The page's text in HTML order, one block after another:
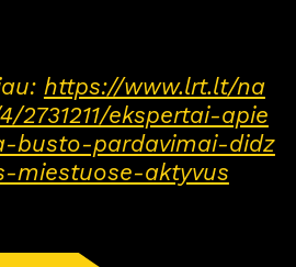
https://www.lrt.lt/na
2731211/ekspertai-apie
busto-pardavimai-didz
miestuose-aktyvus